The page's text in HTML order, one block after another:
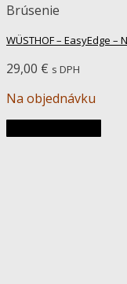
Brúsenie
WÜSTHOF – EasyEdge
29,00 € s DPH
Na objednávku